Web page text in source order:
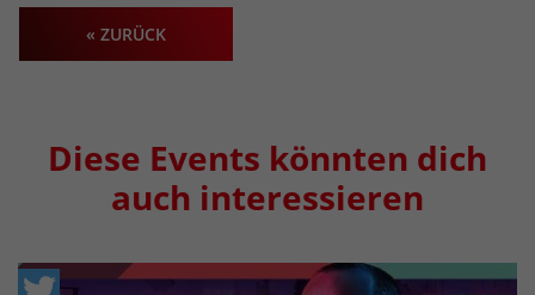
« ZURÜCK
Diese Events könnten dich
auch interessieren